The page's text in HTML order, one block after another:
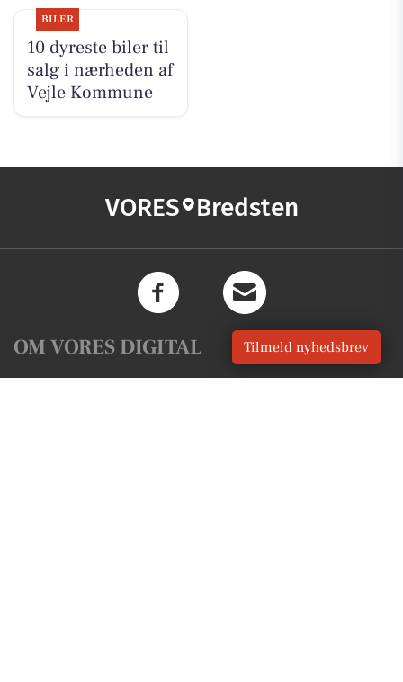
BILER
10 dyreste biler til
salg i nærheden af
Vejle Kommune
VORES Bredsten
OM VORES DIGITAL Tilmeld nyhedsbrev